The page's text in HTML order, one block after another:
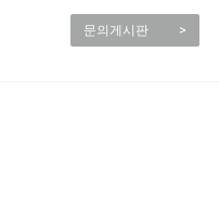
문의게시판 >